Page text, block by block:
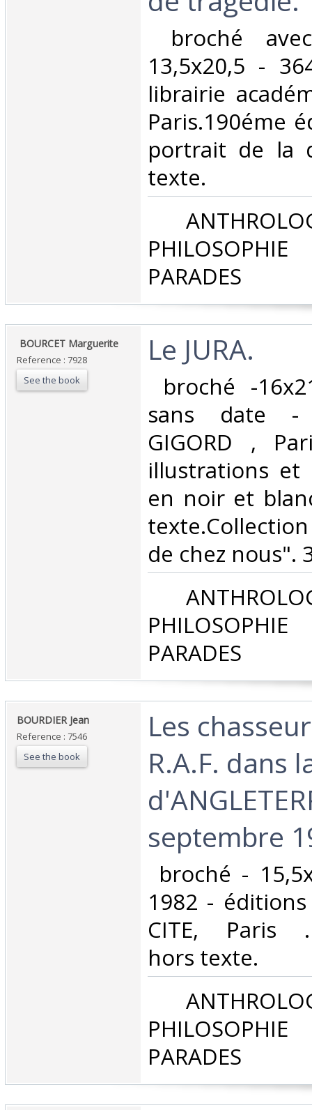
broché
13,5x20,5 -
librairie
Paris.190éme
portrait de la
texte.‎
PHILOSOPHIE
PARADES‎
‎ BOURCET Marguerite‎
Reference : 7928
See the book
‎Le JURA. ‎
broché -
sans date -
GIGORD ,
illustrations et
en noir et
de chez nous".
PHILOSOPHIE
PARADES‎
‎BOURDIER Jean‎
Reference : 7546
See the book
‎Les
R.A.F. dans
septembre
broché -
1982 - éditions
CITE, Paris
hors texte. ‎
PHILOSOPHIE
PARADES‎